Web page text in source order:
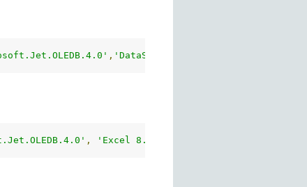
,
, 'Excel